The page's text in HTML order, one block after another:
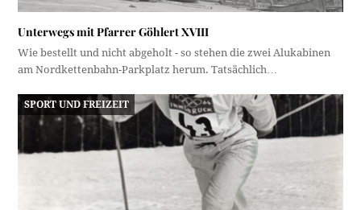
Unterwegs mit Pfarrer Göhlert XVIII
Wie bestellt und nicht abgeholt - so stehen die zwei Alukabinen
am Nordkettenbahn-Parkplatz herum. Tatsächlich…
SPORT UND FREIZEIT